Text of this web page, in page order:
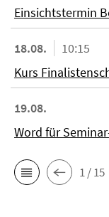
Einsichtstermin
18.08.
10:15
Kurs
19.08.
Word für
1 / 15